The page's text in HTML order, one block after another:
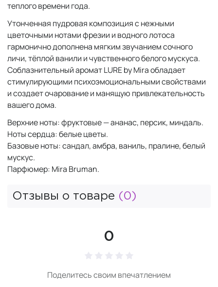
теплого времени года.
Утонченная пудровая композиция с нежными
цветочными нотами фрезии и водного лотоса
гармонично дополнена мягким звучанием сочного
личи, тёплой ванили и чувственного белого мускуса.
Соблазнительный аромат LURE by Mira обладает
стимулирующими психоэмоциональными свойствами
и создает очарование и манящую привлекательность
вашего дома.
Верхние ноты: фруктовые — ананас, персик, миндаль.
Ноты сердца: белые цветы.
Базовые ноты: сандал, амбра, ваниль, пралине, белый
мускус.
Парфюмер: Mira Bruman.
Отзывы о товаре (0)
0
Поделитесь своим впечатлением